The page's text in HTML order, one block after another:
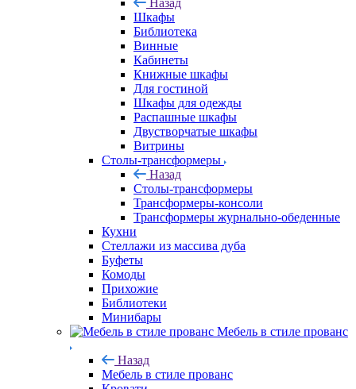
Назад
Шкафы
Библиотека
Винные
Кабинеты
Книжные шкафы
Для гостиной
Шкафы для одежды
Распашные шкафы
Двустворчатые шкафы
Витрины
Столы-трансформеры
Назад
Столы-трансформеры
Трансформеры-консоли
Трансформеры журнально-обеденные
Кухни
Стеллажи из массива дуба
Буфеты
Комоды
Прихожие
Библиотеки
Минибары
Мебель в стиле прованс
Назад
Мебель в стиле прованс